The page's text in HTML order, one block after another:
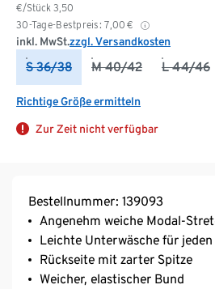
€/Stück 3,50
30-Tage-Bestpreis: 7,00 €
inkl. MwSt.zzgl. Versandkosten
S 36/38 M 40/42 L 44/46
Richtige Größe ermitteln
Zur Zeit nicht verfügbar
Bestellnummer: 139093
Angenehm weiche Modal-
Leichte Unterwäsche für jeden
Rückseite mit zarter Spitze
Weicher, elastischer Bund